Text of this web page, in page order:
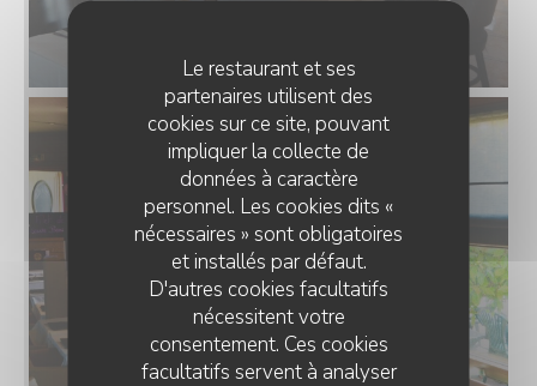
Le restaurant et ses
partenaires utilisent des
cookies sur ce site, pouvant
impliquer la collecte de
données à caractère
personnel. Les cookies dits «
nécessaires » sont obligatoires
et installés par défaut.
D'autres cookies facultatifs
nécessitent votre
consentement. Ces cookies
facultatifs servent à analyser